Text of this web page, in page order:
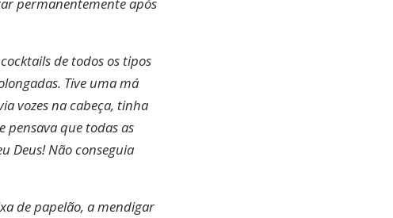
de todos os tipos
Tive uma má
vozes na cabeça, tinha
pensava que todas as
Deus! Não conseguia
de papelão, a mendigar